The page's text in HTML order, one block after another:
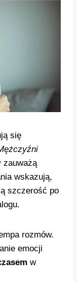
się
zauważą
wskazują,
szczerość po
rozmów.
emocji
w